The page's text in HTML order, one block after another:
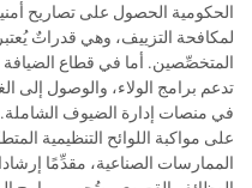
الحكومية الحصول على تصاريح
لمكافحة التزييف، وهي قدراتٌ
المتخصِّصين. أما في قطاع الضيافة
تدعم برامج الولاء، والوصول إلى
على مواكبة اللوائح التنظيمية
الممارسات الصناعية، مقدِّمًا